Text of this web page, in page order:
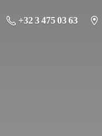
+32 3 475 03 63